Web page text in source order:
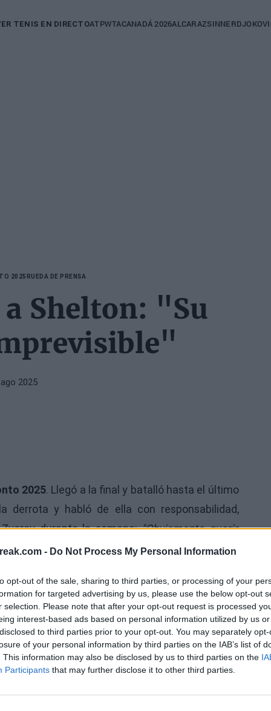
- Do Not Process My Personal Information
opt-out of the sale, sharing to third parties, or processing of your
for targeted advertising by us, please use the below opt-out
selection. Please note that after your opt-out request is processed
interest-based ads based on personal information utilized by us
to third parties prior to your opt-out. You may separately
of your personal information by third parties on the IAB’s list of
This information may also be disclosed by us to third parties on the
Participants that may further disclose it to other third parties.
TENIS EN DIRECTOATPWTACANADÁ 2026ALCARAZSINNER
2025 RUEDA DE PRENSA
Shelton: "Su
2025
2025. Llegó a la final y batalló hasta el último
derrota y habló de ella con responsabilidad,
durante la semana:"Obviamente quería
a buenos jugadores y he tenido buenos
"Es diferente porque es zurdo, pero es que
en colocación y en variedad es también muy
su juego es muy imprevisibley necesitas